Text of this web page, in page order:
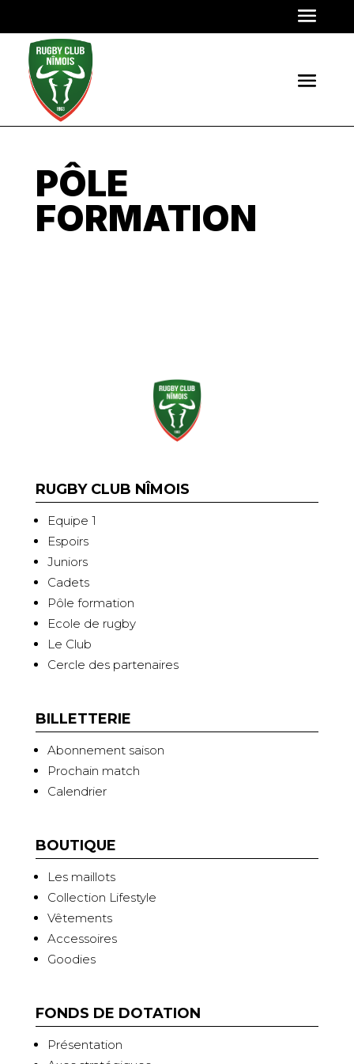
PÔLE
FORMATION
RUGBY CLUB NÎMOIS
Equipe 1
Espoirs
Juniors
Cadets
Pôle formation
Ecole de rugby
Le Club
Cercle des partenaires
BILLETTERIE
Abonnement saison
Prochain match
Calendrier
BOUTIQUE
Les maillots
Collection Lifestyle
Vêtements
Accessoires
Goodies
FONDS DE DOTATION
Présentation